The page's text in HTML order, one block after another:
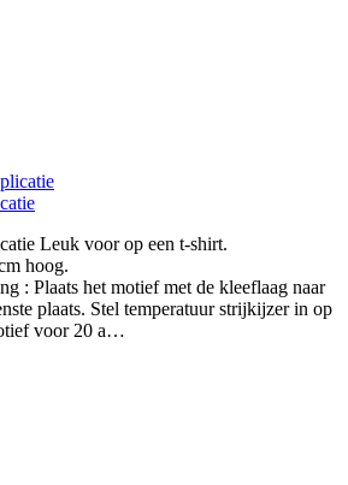
Leuk voor op een t-shirt.
hoog.
: Plaats het motief met de kleeflaag naar
plaats. Stel temperatuur strijkijzer in op
voor 20 a…